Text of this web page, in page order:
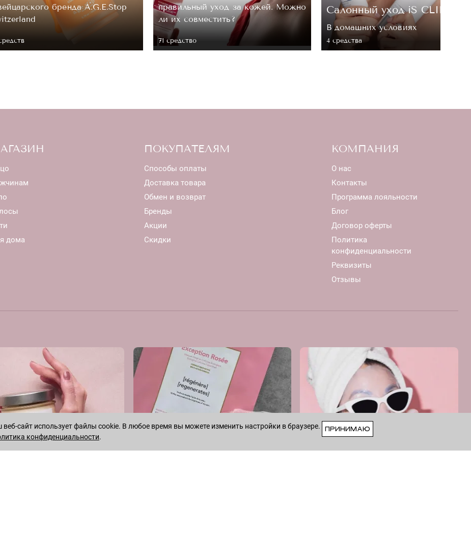
бренда A.G.E.Stop
правильный уход за кожей. Можно
ли их совместить?
71 средство
Cалонный уход iS
В домашних условиях
4 средствa
дома
ПОКУПАТЕЛЯМ
Способы оплаты
Доставка товара
Обмен и возврат
Бренды
Акции
Скидки
КОМПАНИЯ
О нас
Контакты
Программа лояльности
Блог
Договор оферты
Политика
конфиденциальности
Реквизиты
Отзывы
сайт использует файлы cookie. В любое время вы можете изменить настройки в браузере.
конфиденциальности.
ПРИНИМАЮ